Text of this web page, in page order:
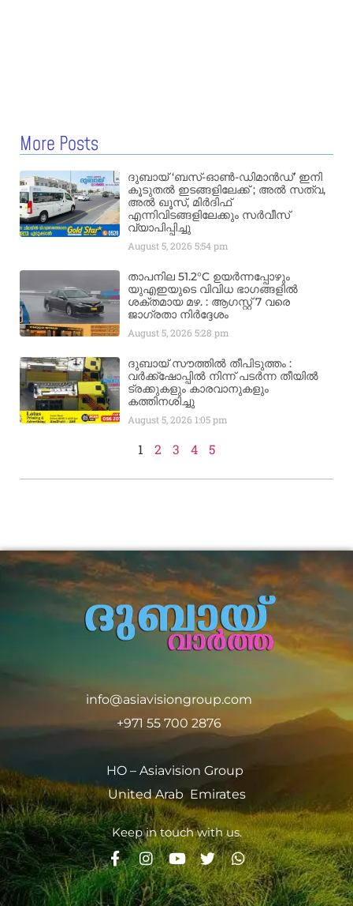
More Posts
ദുബായ് ‘ബസ്-ഓൺ-ഡിമാൻഡ്’ ഇനി
കൂടുതൽ ഇടങ്ങളിലേക്ക് ; അൽ സത്വ,
അൽ ഖൂസ്, മിർദിഫ്
എന്നിവിടങ്ങളിലേക്കും സർവീസ്
വ്യാപിപ്പിച്ചു
August 5, 20265:54 pm
താപനില 51.2°C ഉയർന്നപ്പോഴും
യുഎഇയുടെ വിവിധ ഭാഗങ്ങളിൽ
ശക്തമായ മഴ. : ആഗസ്റ്റ് 7 വരെ
ജാഗ്രതാ നിർദ്ദേശം
August 5, 20265:28 pm
ദുബായ് സൗത്തിൽ തീപിടുത്തം :
വർക്ക്‌ഷോപ്പിൽ നിന്ന് പടർന്ന തീയിൽ
ട്രക്കുകളും കാരവാനുകളും
കത്തിനശിച്ചു
August 5, 2026 1:05 pm
1 2 3 4 5
info@asiavisiongroup.com
+971 55 700 2876
HO – Asiavision Group
United Arab Emirates
Keep in touch with us.